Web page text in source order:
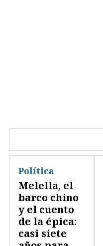
Melella, el
barco chino
y el cuento
de la épica:
casi siete
Política